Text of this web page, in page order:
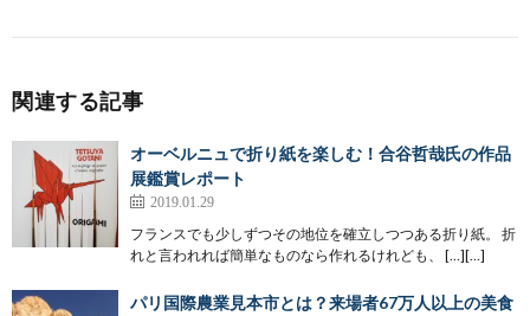
関連する記事
オーベルニュで折り紙を楽しむ！合谷哲哉氏の作品
展鑑賞レポート
2019.01.29
フランスでも少しずつその地位を確立しつつある折り紙。 折
れと言われれば簡単なものなら作れるけれども、 […][…]
パリ国際農業見本市とは？来場者67万人以上の美食